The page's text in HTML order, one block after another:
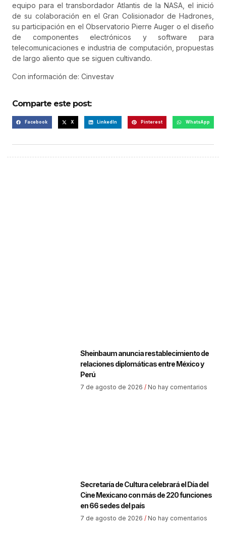
equipo para el transbordador Atlantis de la NASA, el inició
de su colaboración en el Gran Colisionador de Hadrones,
su participación en el Observatorio Pierre Auger o el diseño
de componentes electrónicos y software para
telecomunicaciones e industria de computación, propuestas
de largo aliento que se siguen cultivando.
Con información de: Cinvestav
Comparte este post:
Facebook X LinkedIn Pinterest WhatsApp
Sheinbaum anuncia restablecimiento de
relaciones diplomáticas entre México y
Perú
7 de agosto de 2026 No hay comentarios
Secretaría de Cultura celebrará el Día del
Cine Mexicano con más de 220 funciones
en 66 sedes del país
7 de agosto de 2026 No hay comentarios